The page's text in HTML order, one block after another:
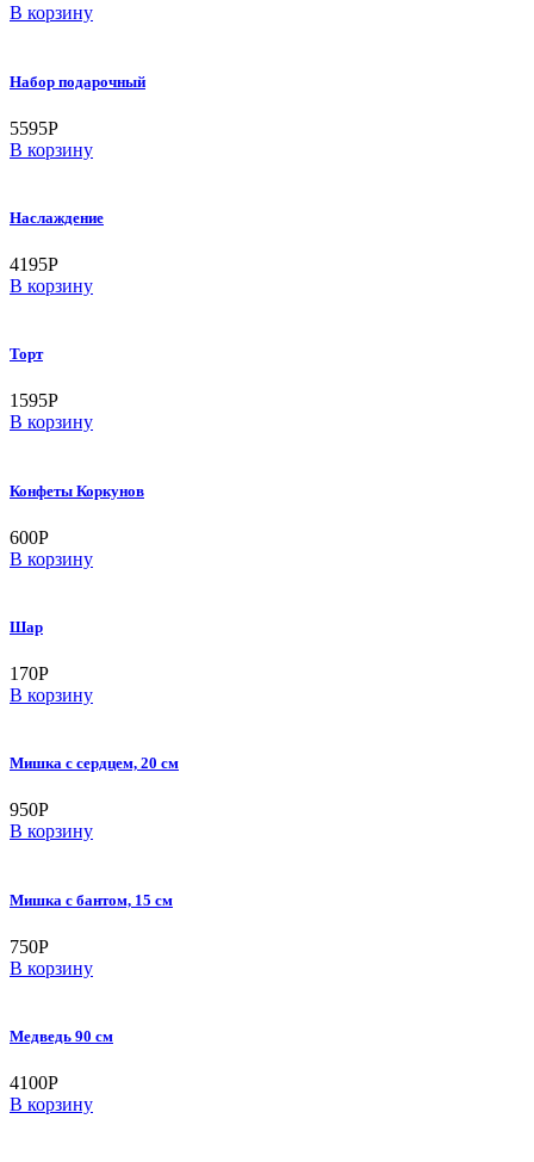
В корзину
Набор подарочный
5595Р
В корзину
Наслаждение
4195Р
В корзину
Торт
1595Р
В корзину
Конфеты Коркунов
600Р
В корзину
Шар
170Р
В корзину
Мишка с сердцем, 20 см
950Р
В корзину
Мишка с бантом, 15 см
750Р
В корзину
Медведь 90 см
4100Р
В корзину